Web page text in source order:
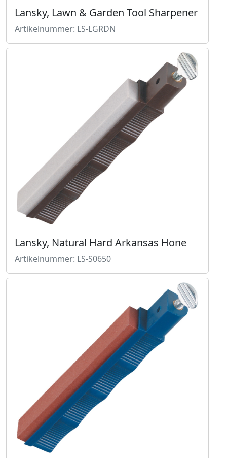
Lansky, Lawn & Garden Tool Sharpener
Artikelnummer: LS-LGRDN
Lansky, Natural Hard Arkansas Hone
Artikelnummer: LS-S0650